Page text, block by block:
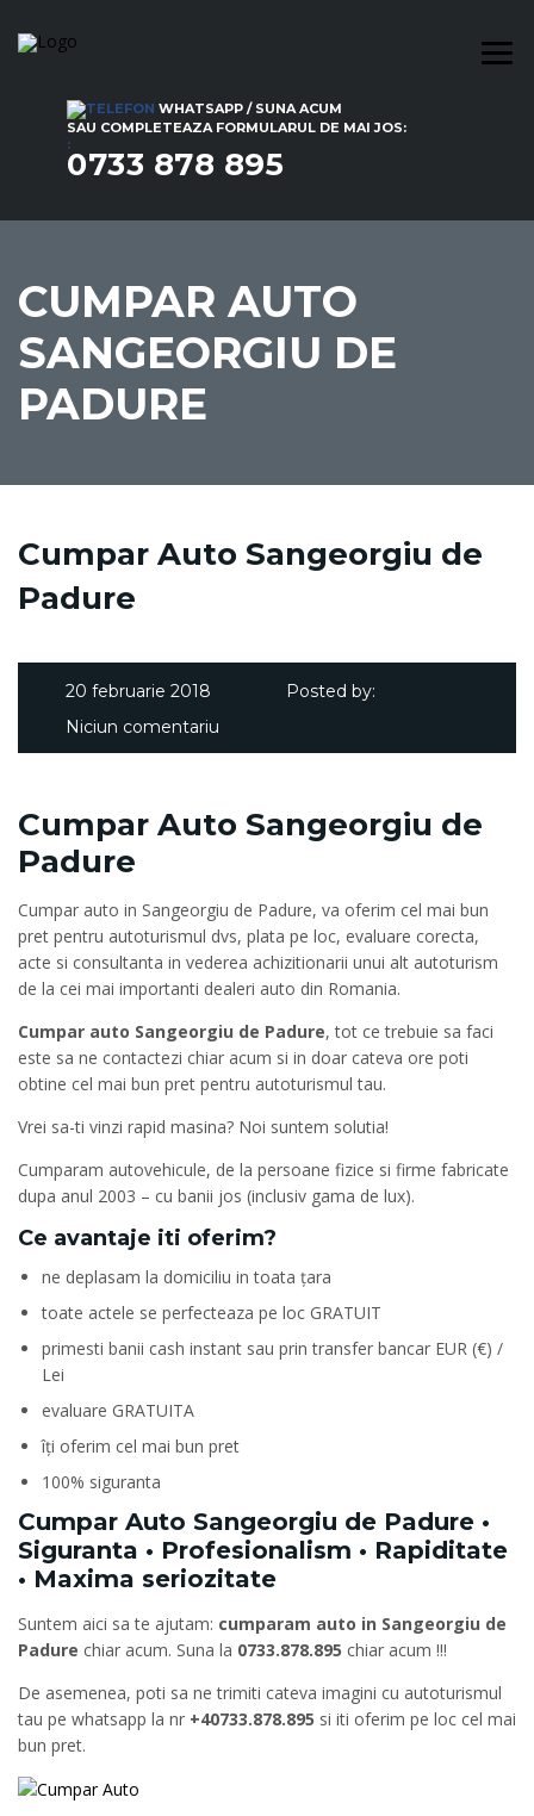
WHATSAPP / SUNA ACUM
SAU COMPLETEAZA FORMULARUL DE MAI JOS:
:
0733 878 895
CUMPAR AUTO
SANGEORGIU DE
PADURE
Cumpar Auto Sangeorgiu de
Padure
20 februarie 2018
Posted by:
Niciun comentariu
Cumpar Auto Sangeorgiu de
Padure
Cumpar auto in Sangeorgiu de Padure, va oferim cel mai bun
pret pentru autoturismul dvs, plata pe loc, evaluare corecta,
acte si consultanta in vederea achizitionarii unui alt autoturism
de la cei mai importanti dealeri auto din Romania.
Cumpar auto Sangeorgiu de Padure, tot ce trebuie sa faci
este sa ne contactezi chiar acum si in doar cateva ore poti
obtine cel mai bun pret pentru autoturismul tau.
Vrei sa-ti vinzi rapid masina? Noi suntem solutia!
Cumparam autovehicule, de la persoane fizice si firme fabricate
dupa anul 2003 – cu banii jos (inclusiv gama de lux).
Ce avantaje iti oferim?
ne deplasam la domiciliu in toata țara
toate actele se perfecteaza pe loc GRATUIT
primesti banii cash instant sau prin transfer bancar EUR (€) /
Lei
evaluare GRATUITA
îți oferim cel mai bun pret
100% siguranta
Cumpar Auto Sangeorgiu de Padure •
Siguranta • Profesionalism • Rapiditate
• Maxima seriozitate
Suntem aici sa te ajutam: cumparam auto in Sangeorgiu de
Padure chiar acum. Suna la 0733.878.895 chiar acum !!!
De asemenea, poti sa ne trimiti cateva imagini cu autoturismul
tau pe whatsapp la nr +40733.878.895 si iti oferim pe loc cel mai
bun pret.